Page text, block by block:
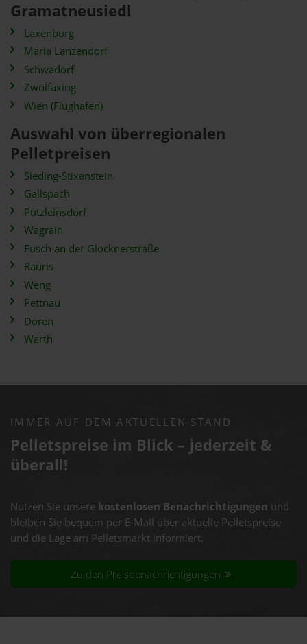
Gramatneusiedl
Laxenburg
Maria Lanzendorf
Schwadorf
Zwölfaxing
Wien (Flughafen)
Auswahl von überregionalen
Pelletpreisen
Sieding-Stixenstein
Gallspach
Putzleinsdorf
Wagrain
Fusch an der Glocknerstraße
Rauris
Weng
Pettnau
Doren
Warth
IMMER AUF DEM AKTUELLEN STAND
Pelletspreise im Blick – jederzeit &
überall!
Nutzen Sie unsere kostenlosen Benachrichtigungen und
bleiben Sie bequem per E-Mail über aktuelle Pelletspreise
und die Lage am Pelletsmarkt informiert.
Zu den Preisbenachrichtigungen